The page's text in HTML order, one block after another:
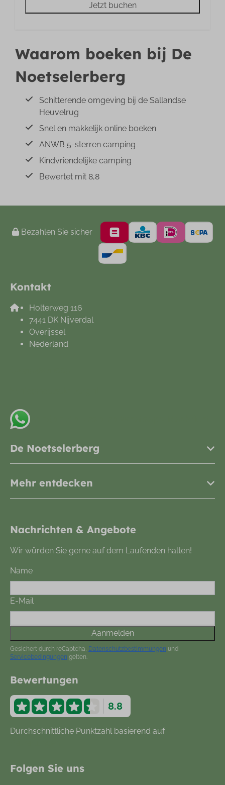
Jetzt buchen
Waarom boeken bij De
Noetselerberg
Schitterende omgeving bij de Sallandse
Heuvelrug
Snel en makkelijk online boeken
ANWB 5-sterren camping
Kindvriendelijke camping
Bewertet mit 8,8
Bezahlen Sie sicher
Kontakt
Holterweg 116
7441 DK Nijverdal
Overijssel
Nederland
De Noetselerberg
Mehr entdecken
Nachrichten & Angebote
Wir würden Sie gerne auf dem Laufenden halten!
Name
E-Mail
Aanmelden
Gesichert durch reCaptcha, Datenschutzbestimmungen und
Servicebedingungen gelten.
Bewertungen
8.8
Durchschnittliche Punktzahl basierend auf
Folgen Sie uns